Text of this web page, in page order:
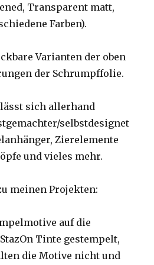
Transparent matt,
Farben).
Varianten der oben
der Schrumpffolie.
sich allerhand
selbstdesignet
Zierelemente
und vieles mehr.
meinen Projekten:
auf die
Tinte gestempelt,
die Motive nicht und